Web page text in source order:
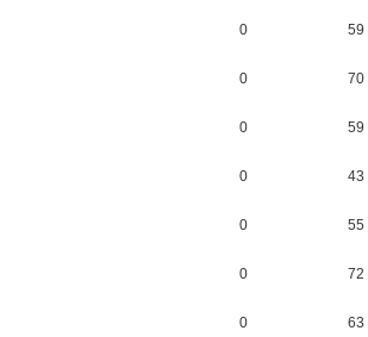
0 59
0 70
0 59
0 43
0 55
0 72
0 63